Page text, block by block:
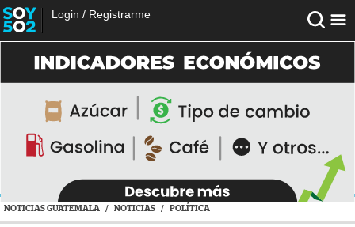
Login / Registrarme
NOTICIAS GUATEMALA / NOTICIAS / POLÍTICA